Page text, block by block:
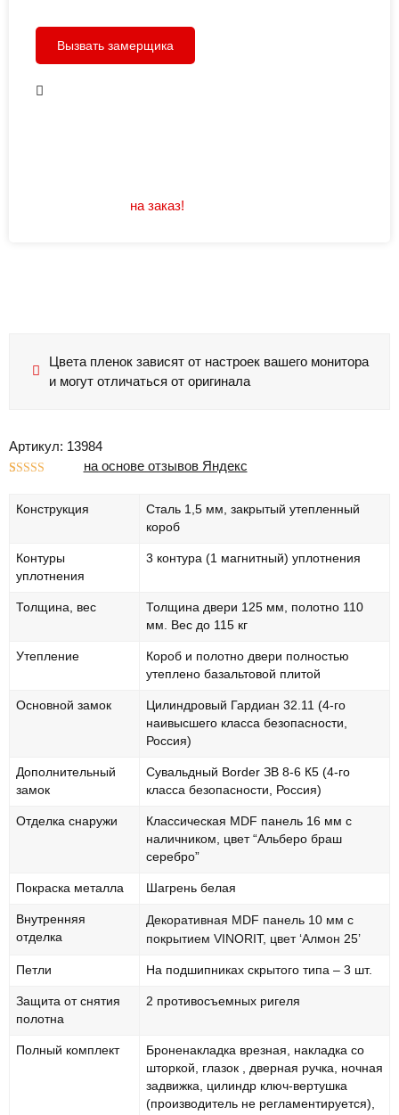
Артикул: 13984
основе
на основе отзывов Яндекс
Конструкция
Сталь 1,5 мм, закрытый утепленный
короб
Контуры
уплотнения
3 контура (1 магнитный) уплотнения
Толщина, вес
Толщина двери 125 мм, полотно 110
мм. Вес до 115 кг
Утепление
Короб и полотно двери полностью
утеплено базальтовой плитой
Основной замок
Цилиндровый Гардиан 32.11 (4-го
наивысшего класса безопасности,
Россия)
Дополнительный
замок
Сувальдный Border ЗВ 8-6 К5 (4-го
класса безопасности, Россия)
Отделка снаружи
Классическая MDF панель 16 мм с
наличником, цвет “Альберо браш
серебро”
Покраска металла Шагрень белая
Внутренняя
отделка
Декоративная MDF панель 10 мм с
покрытием VINORIT, цвет ‘Алмон 25’
Петли На подшипниках скрытого типа – 3 шт.
Защита от снятия
полотна
2 противосъемных ригеля
Полный комплект
Броненакладка врезная, накладка со
шторкой, глазок , дверная ручка, ночная
задвижка, цилиндр ключ-вертушка
(производитель не регламентируется),
Вызвать замерщика
на заказ!
Цвета пленок зависят от настроек вашего монитора
и могут отличаться от оригинала